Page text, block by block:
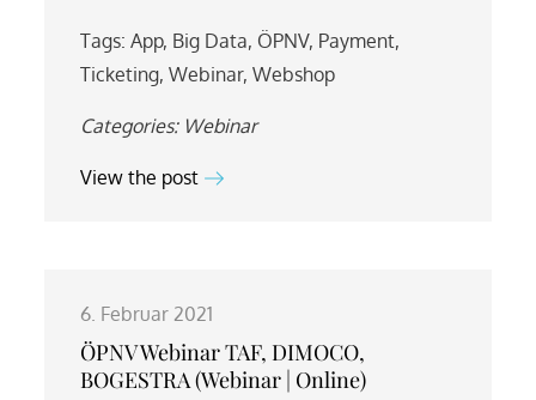
Tags:App, Big Data, ÖPNV, Payment,
Ticketing,Webinar,Webshop
Categories: Webinar
View the post
6. Februar 2021
ÖPNV Webinar TAF, DIMOCO,
BOGESTRA (Webinar | Online)